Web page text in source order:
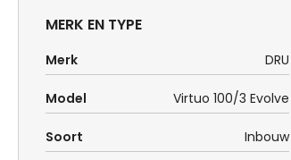
MERK EN TYPE
Merk DRU
Model Virtuo 100/3 Evolve
Soort Inbouw